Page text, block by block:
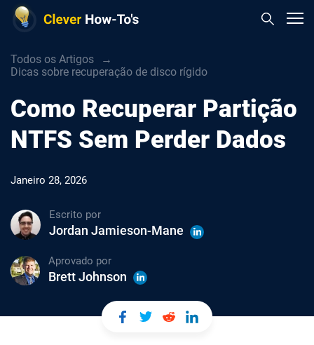
Todos os Artigos
Dicas sobre recuperação de disco rígido
Como Recuperar Partição
NTFS Sem Perder Dados
Janeiro 28, 2026
Escrito por
Jordan Jamieson-Mane
Aprovado por
Brett Johnson